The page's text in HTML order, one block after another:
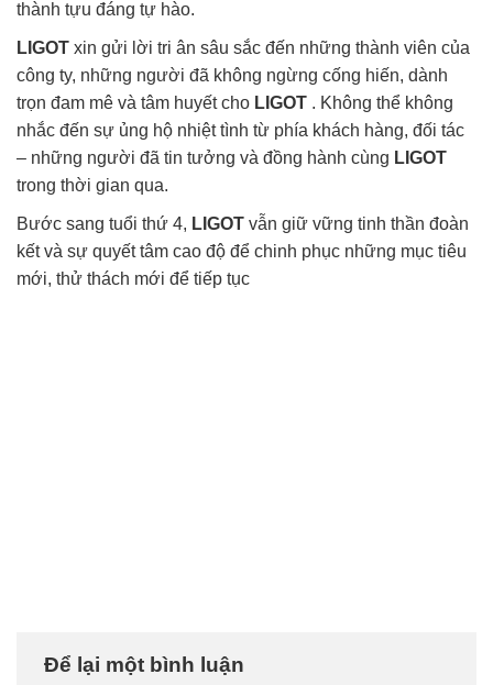
thành tựu đáng tự hào.
LIGOT xin gửi lời tri ân sâu sắc đến những thành viên của
công ty, những người đã không ngừng cống hiến, dành
trọn đam mê và tâm huyết cho LIGOT . Không thể không
nhắc đến sự ủng hộ nhiệt tình từ phía khách hàng, đối tác
– những người đã tin tưởng và đồng hành cùng LIGOT
trong thời gian qua.
Bước sang tuổi thứ 4, LIGOT vẫn giữ vững tinh thần đoàn
kết và sự quyết tâm cao độ để chinh phục những mục tiêu
mới, thử thách mới để tiếp tục
Để lại một bình luận